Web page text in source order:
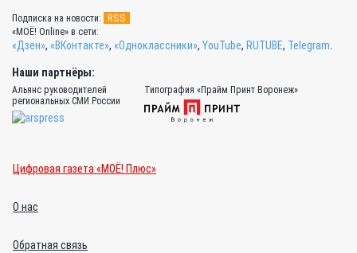
Подписка на новости: RSS
«МОЁ! Online» в сети:
«Дзен», «ВКонтакте», «Одноклассники», YouTube, RUTUBE, Telegram.
Наши партнёры:
Альянс руководителей
региональных СМИ России
Типография «Прайм Принт Воронеж»
Цифровая газета «МОЁ! Плюс»
О нас
Обратная связь